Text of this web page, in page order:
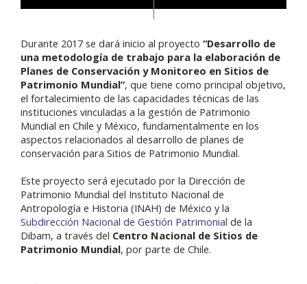
Durante 2017 se dará inicio al proyecto “Desarrollo de
una metodología de trabajo para la elaboración de
Planes de Conservación y Monitoreo en Sitios de
Patrimonio Mundial”, que tiene como principal objetivo,
el fortalecimiento de las capacidades técnicas de las
instituciones vinculadas a la gestión de Patrimonio
Mundial en Chile y México, fundamentalmente en los
aspectos relacionados al desarrollo de planes de
conservación para Sitios de Patrimonio Mundial.
Este proyecto será ejecutado por la Dirección de
Patrimonio Mundial del Instituto Nacional de
Antropología e Historia (INAH) de México y la
Subdirección Nacional de Gestión Patrimonial de la
Dibam, a través del Centro Nacional de Sitios de
Patrimonio Mundial, por parte de Chile.